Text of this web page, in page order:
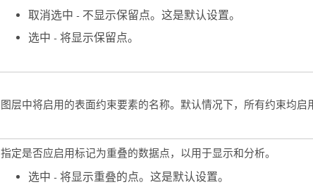
取消选中 - 不显示保留点。这是默认设置。
选中 - 将显示保留点。
图层中将启用的表面约束要素的名称。默认情况下，所有约束均启
指定是否应启用标记为重叠的数据点，以用于显示和分析。
选中 - 将显示重叠的点。这是默认设置。